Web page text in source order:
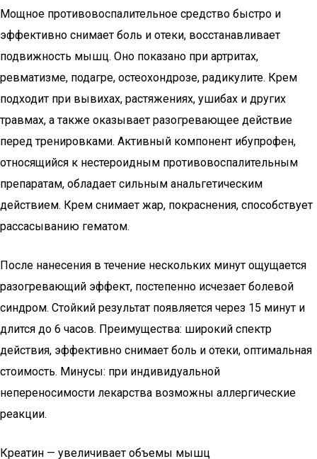
Мощное противовоспалительное средство быстро и
эффективно снимает боль и отеки, восстанавливает
подвижность мышц. Оно показано при артритах,
ревматизме, подагре, остеохондрозе, радикулите. Крем
подходит при вывихах, растяжениях, ушибах и других
травмах, а также оказывает разогревающее действие
перед тренировками. Активный компонент ибупрофен,
относящийся к нестероидным противовоспалительным
препаратам, обладает сильным анальгетическим
действием. Крем снимает жар, покраснения, способствует
рассасыванию гематом.
После нанесения в течение нескольких минут ощущается
разогревающий эффект, постепенно исчезает болевой
синдром. Стойкий результат появляется через 15 минут и
длится до 6 часов. Преимущества: широкий спектр
действия, эффективно снимает боль и отеки, оптимальная
стоимость. Минусы: при индивидуальной
непереносимости лекарства возможны аллергические
реакции.
Креатин — увеличивает объемы мышц